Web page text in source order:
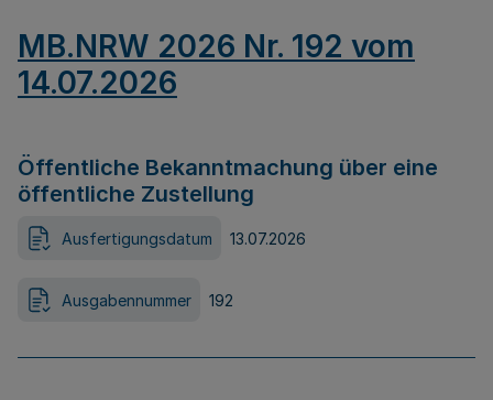
MB.NRW 2026 Nr. 192 vom
14.07.2026
Öffentliche Bekanntmachung über eine
öffentliche Zustellung
Ausfertigungsdatum 13.07.2026
Ausgabennummer 192